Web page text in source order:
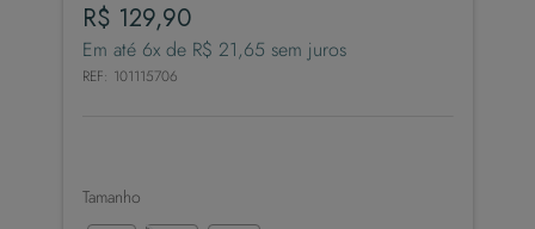
R$ 129,90
Em até 6x de R$ 21,65 sem juros
REF: 101115706
Tamanho